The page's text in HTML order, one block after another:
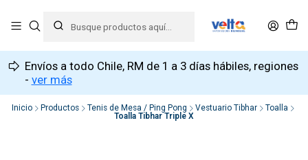
Envíos a todo Chile, RM de 1 a 3 días hábiles, regiones
- ver más
Inicio Productos Tenis de Mesa / Ping Pong Vestuario Tibhar
Toalla
Toalla Tibhar Triple X